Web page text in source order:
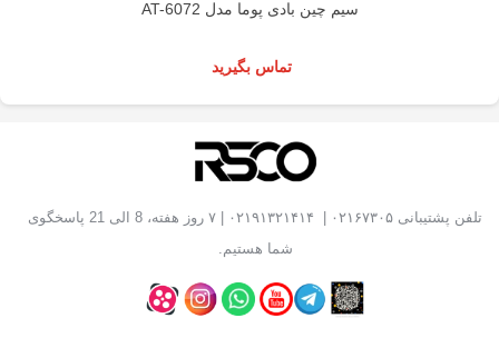
سیم چین بادی پوما مدل AT-6072
تماس بگیرید
تلفن پشتیبانی ۰۲۱۶۷۳۰۵ |
| ۷ روز هفته، 8 الی 21 پاسخگوی
شما هستیم.